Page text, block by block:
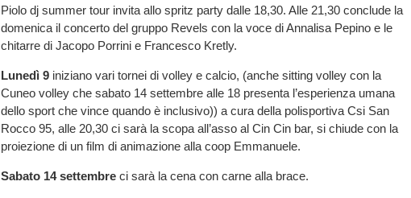
Piolo dj summer tour invita allo spritz party dalle 18,30. Alle 21,30 conclude la
domenica il concerto del gruppo Revels con la voce di Annalisa Pepino e le
chitarre di Jacopo Porrini e Francesco Kretly.
Lunedì 9 iniziano vari tornei di volley e calcio, (anche sitting volley con la
Cuneo volley che sabato 14 settembre alle 18 presenta l’esperienza umana
dello sport che vince quando è inclusivo)) a cura della polisportiva Csi San
Rocco 95, alle 20,30 ci sarà la scopa all’asso al Cin Cin bar, si chiude con la
proiezione di un film di animazione alla coop Emmanuele.
Sabato 14 settembre ci sarà la cena con carne alla brace.